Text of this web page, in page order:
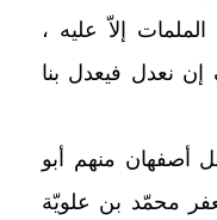
إلاّ عليه ،
إن نعدل فيعدل بنا
أصفهان منهم أبو
محمّد بن علويّة